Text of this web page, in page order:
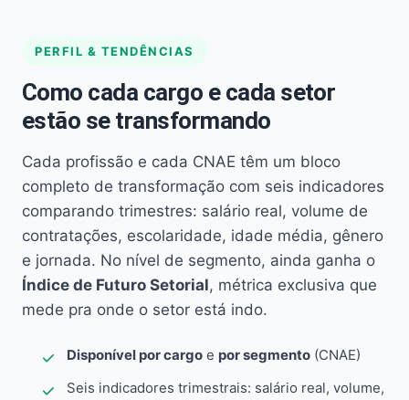
PERFIL & TENDÊNCIAS
Como cada cargo e cada setor
estão se transformando
Cada profissão e cada CNAE têm um bloco
completo de transformação com seis indicadores
comparando trimestres: salário real, volume de
contratações, escolaridade, idade média, gênero
e jornada. No nível de segmento, ainda ganha o
Índice de Futuro Setorial, métrica exclusiva que
mede pra onde o setor está indo.
Disponível por cargo e por segmento (CNAE)
Seis indicadores trimestrais: salário real, volume,